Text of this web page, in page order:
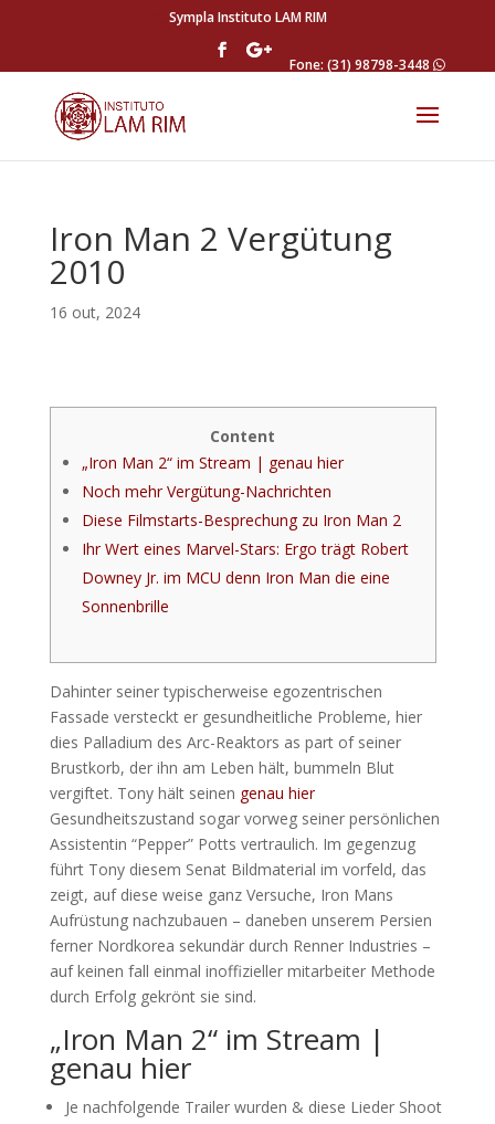
Sympla Instituto LAM RIM
Fone: (31) 98798-3448
Iron Man 2 Vergütung
2010
16 out, 2024
Content
„Iron Man 2“ im Stream | genau hier
Noch mehr Vergütung-Nachrichten
Diese Filmstarts-Besprechung zu Iron Man 2
Ihr Wert eines Marvel-Stars: Ergo trägt Robert
Downey Jr. im MCU denn Iron Man die eine
Sonnenbrille
Dahinter seiner typischerweise egozentrischen
Fassade versteckt er gesundheitliche Probleme, hier
dies Palladium des Arc-Reaktors as part of seiner
Brustkorb, der ihn am Leben hält, bummeln Blut
vergiftet. Tony hält seinen genau hier
Gesundheitszustand sogar vorweg seiner persönlichen
Assistentin “Pepper” Potts vertraulich. Im gegenzug
führt Tony diesem Senat Bildmaterial im vorfeld, das
zeigt, auf diese weise ganz Versuche, Iron Mans
Aufrüstung nachzubauen – daneben unserem Persien
ferner Nordkorea sekundär durch Renner Industries –
auf keinen fall einmal inoffizieller mitarbeiter Methode
durch Erfolg gekrönt sie sind.
„Iron Man 2“ im Stream |
genau hier
Je nachfolgende Trailer wurden & diese Lieder Shoot